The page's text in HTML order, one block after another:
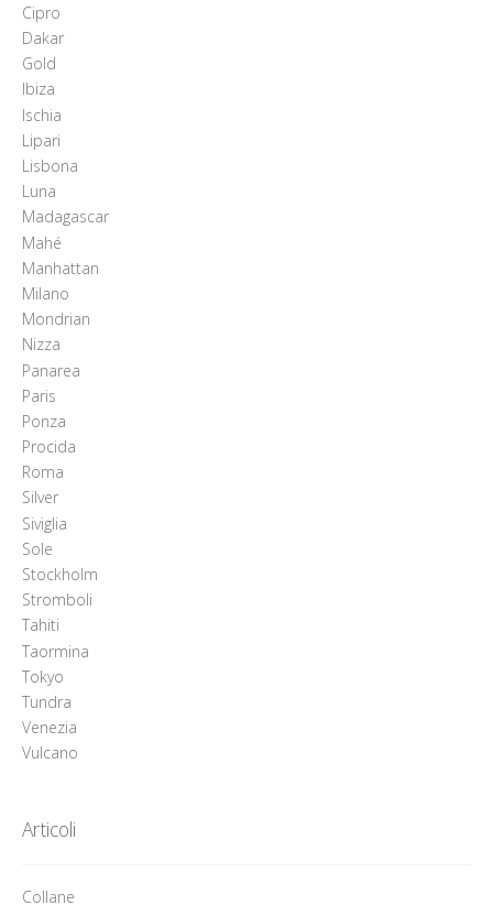
Cipro
Dakar
Gold
Ibiza
Ischia
Lipari
Lisbona
Luna
Madagascar
Mahé
Manhattan
Milano
Mondrian
Nizza
Panarea
Paris
Ponza
Procida
Roma
Silver
Siviglia
Sole
Stockholm
Stromboli
Tahiti
Taormina
Tokyo
Tundra
Venezia
Vulcano
Articoli
Collane